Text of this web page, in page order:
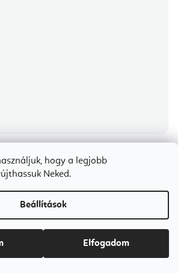
hogy a legjobb
Neked.
Beállítások
Elfogadom
hangszer 21 hangos kalimba fekete dió
Ideiglenesen elfogyott